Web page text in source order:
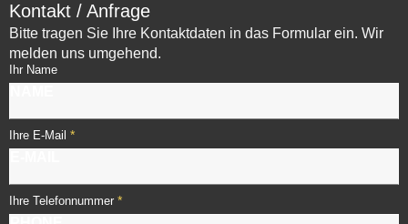
Kontakt / Anfrage
Bitte tragen Sie Ihre Kontaktdaten in das Formular ein. Wir
melden uns umgehend.
Ihr Name
Ihre E-Mail *
Ihre Telefonnummer *